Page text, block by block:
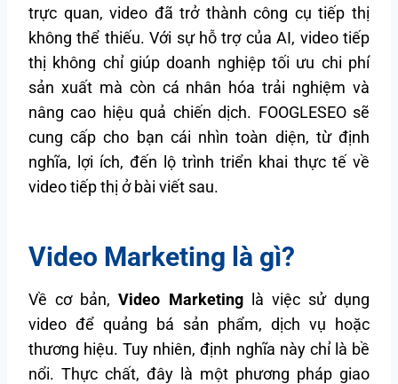
trực quan, video đã trở thành công cụ tiếp thị
không thể thiếu. Với sự hỗ trợ của AI, video tiếp
thị không chỉ giúp doanh nghiệp tối ưu chi phí
sản xuất mà còn cá nhân hóa trải nghiệm và
nâng cao hiệu quả chiến dịch. FOOGLESEO sẽ
cung cấp cho bạn cái nhìn toàn diện, từ định
nghĩa, lợi ích, đến lộ trình triển khai thực tế về
video tiếp thị ở bài viết sau.
Video Marketing là gì?
Về cơ bản,Video Marketinglà việc sử dụng
video để quảng bá sản phẩm, dịch vụ hoặc
thương hiệu. Tuy nhiên, định nghĩa này chỉ là bề
nổi. Thực chất, đây là một phương pháp giao